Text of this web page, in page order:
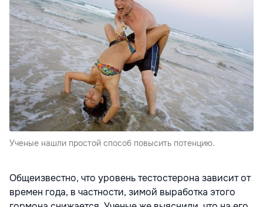
Ученые нашли простой способ повысить потенцию.
Общеизвестно, что уровень тестостерона зависит от
времен года, в частности, зимой выработка этого